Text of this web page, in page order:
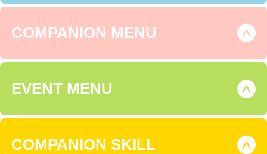
COMPANION MENU
EVENT MENU
COMPANION SKILL